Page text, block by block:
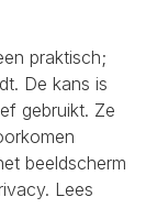
praktisch;
De kans is
gebruikt. Ze
beeldscherm
Lees